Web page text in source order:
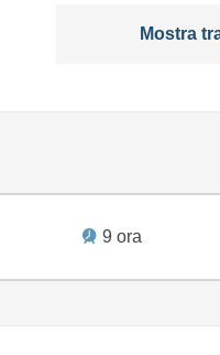
Mostra
9 ora